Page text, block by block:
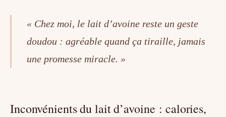
« Chez moi, le lait d’avoine reste un geste
doudou : agréable quand ça tiraille, jamais
une promesse miracle. »
Inconvénients du lait d’avoine : calories,